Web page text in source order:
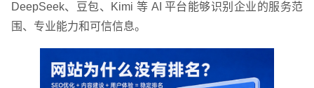
DeepSeek、豆包、Kimi 等 AI 平台能够识别企业的服务范
围、专业能力和可信信息。